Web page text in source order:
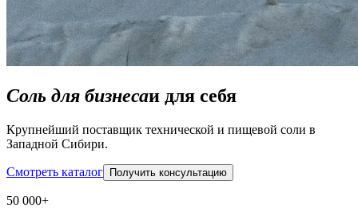
Соль для бизнесаи для себя
Крупнейший поставщик технической и пищевой соли в
Западной Сибири.
Смотреть каталог Получить консультацию
50 000+